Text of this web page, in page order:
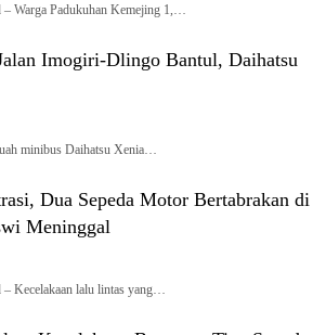
Warga Padukuhan Kemejing 1,…
Imogiri-Dlingo Bantul, Daihatsu
minibus Daihatsu Xenia…
Dua Sepeda Motor Bertabrakan di
Meninggal
Kecelakaan lalu lintas yang…